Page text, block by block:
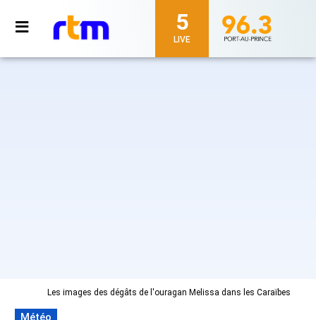
5
LIVE
Les images des dégâts de l'ouragan Melissa dans les Caraïbes
Météo